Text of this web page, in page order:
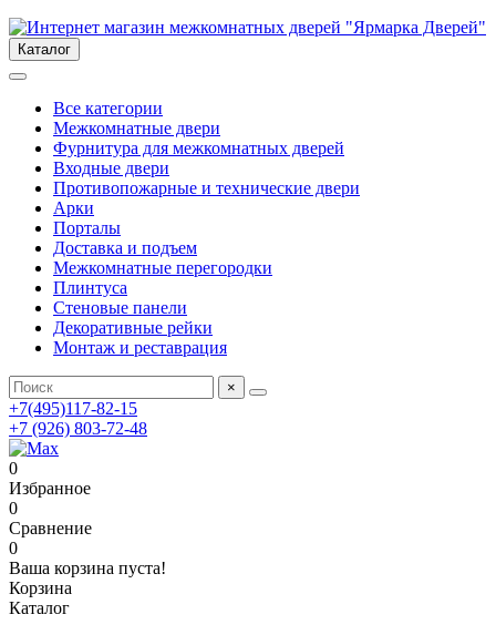
Каталог
Все категории
Межкомнатные двери
Фурнитура для межкомнатных дверей
Входные двери
Противопожарные и технические двери
Арки
Порталы
Доставка и подъем
Межкомнатные перегородки
Плинтуса
Стеновые панели
Декоративные рейки
Монтаж и реставрация
×
+7(495)117-82-15
+7 (926) 803-72-48
0
Избранное
0
Сравнение
0
Ваша корзина пуста!
Корзина
Каталог